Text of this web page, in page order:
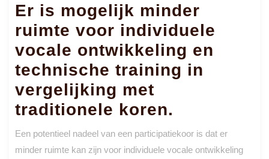
Er is mogelijk minder
ruimte voor individuele
vocale ontwikkeling en
technische training in
vergelijking met
traditionele koren.
Een potentieel nadeel van een participatiekoor is dat er
minder ruimte kan zijn voor individuele vocale ontwikkeling